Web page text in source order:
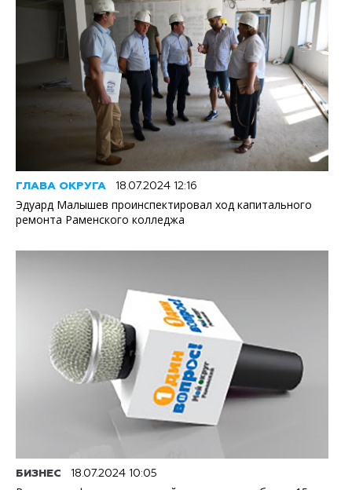
ГЛАВА ОКРУГА 18.07.2024 12:16
Эдуард Малышев проинспектировал ход капитального
ремонта Раменского колледжа
БИЗНЕС 18.07.2024 10:05